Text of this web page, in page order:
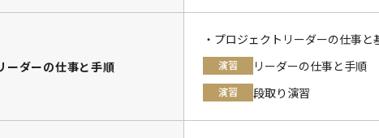
ーダーの仕事と手順
・プロジェクトリーダーの仕事と
演習 リーダーの仕事と手順
演習 段取り演習